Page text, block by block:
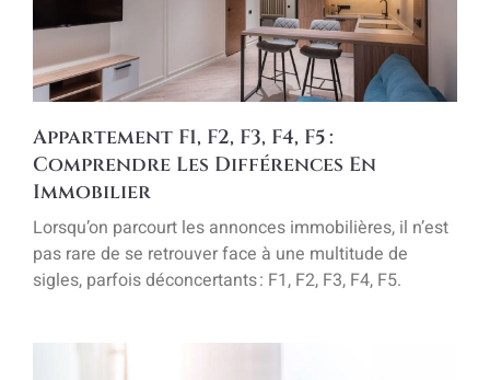
Appartement F1, F2, F3, F4, F5 :
Comprendre Les Différences En
Immobilier
Lorsqu’on parcourt les annonces immobilières, il n’est
pas rare de se retrouver face à une multitude de
sigles, parfois déconcertants : F1, F2, F3, F4, F5.